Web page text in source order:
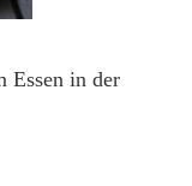
Essen in der